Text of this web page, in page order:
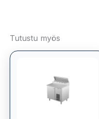
Tutustu myös